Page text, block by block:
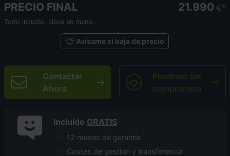
PRECIO FINAL 21.990 €
Todo incuido. Llave en mano.
Avísame si baja de precio
Contactar
Ahora
Pruébalo sin
compromiso
Incluído GRATIS
12 meses de garantía
Costes de gestión y transferencia